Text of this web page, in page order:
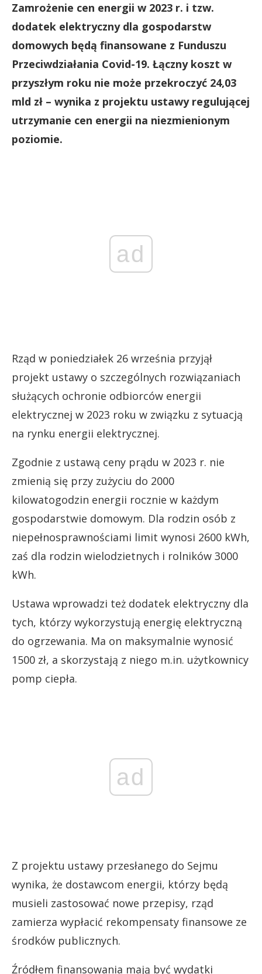
Zamrożenie cen energii w 2023 r. i tzw.
dodatek elektryczny dla gospodarstw
domowych będą finansowane z Funduszu
Przeciwdziałania Covid-19. Łączny koszt w
przyszłym roku nie może przekroczyć 24,03
mld zł – wynika z projektu ustawy regulującej
utrzymanie cen energii na niezmienionym
poziomie.
ad
Rząd w poniedziałek 26 września przyjął
projekt ustawy o szczególnych rozwiązaniach
służących ochronie odbiorców energii
elektrycznej w 2023 roku w związku z sytuacją
na rynku energii elektrycznej.
Zgodnie z ustawą ceny prądu w 2023 r. nie
zmienią się przy zużyciu do 2000
kilowatogodzin energii rocznie w każdym
gospodarstwie domowym. Dla rodzin osób z
niepełnosprawnościami limit wynosi 2600 kWh,
zaś dla rodzin wielodzietnych i rolników 3000
kWh.
Ustawa wprowadzi też dodatek elektryczny dla
tych, którzy wykorzystują energię elektryczną
do ogrzewania. Ma on maksymalnie wynosić
1500 zł, a skorzystają z niego m.in. użytkownicy
pomp ciepła.
ad
Z projektu ustawy przesłanego do Sejmu
wynika, że dostawcom energii, którzy będą
musieli zastosować nowe przepisy, rząd
zamierza wypłacić rekompensaty finansowe ze
środków publicznych.
Źródłem finansowania mają być wydatki